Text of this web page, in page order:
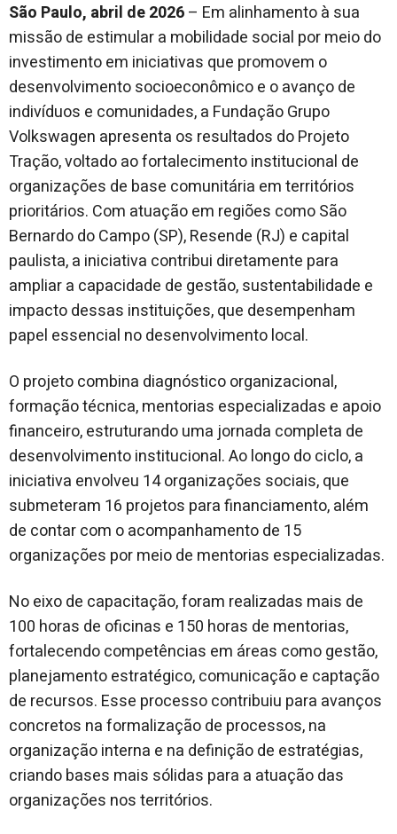
São Paulo, abril de 2026– Em alinhamento à sua
missão de estimular a mobilidade social por meio do
investimento em iniciativas que promovem o
desenvolvimento socioeconômico e o avanço de
indivíduos e comunidades, a Fundação Grupo
Volkswagen apresenta os resultados do Projeto
Tração, voltado ao fortalecimento institucional de
organizações de base comunitária em territórios
prioritários. Com atuação em regiões como São
Bernardo do Campo (SP), Resende (RJ) e capital
paulista, a iniciativa contribui diretamente para
ampliar a capacidade de gestão, sustentabilidade e
impacto dessas instituições, que desempenham
papel essencial no desenvolvimento local.
O projeto combina diagnóstico organizacional,
formação técnica, mentorias especializadas e apoio
financeiro, estruturando uma jornada completa de
desenvolvimento institucional. Ao longo do ciclo, a
iniciativa envolveu 14 organizações sociais, que
submeteram 16 projetos para financiamento, além
de contar com o acompanhamento de 15
organizações por meio de mentorias especializadas.
No eixo de capacitação, foram realizadas mais de
100 horas de oficinas e 150 horas de mentorias,
fortalecendo competências em áreas como gestão,
planejamento estratégico, comunicação e captação
de recursos. Esse processo contribuiu para avanços
concretos na formalização de processos, na
organização interna e na definição de estratégias,
criando bases mais sólidas para a atuação das
organizações nos territórios.